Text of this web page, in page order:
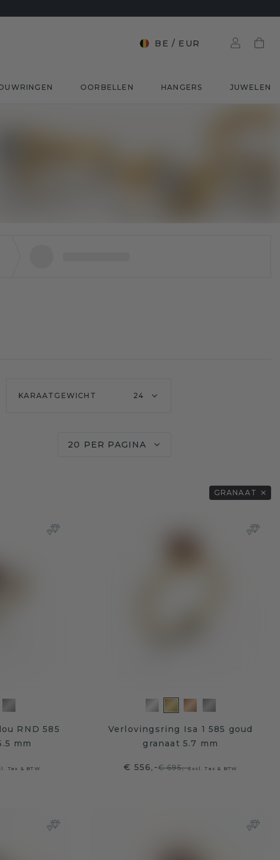
BE / EUR
OORBELLEN HANGERS JUWELEN
KARAATGEWICHT 24
20 PER PAGINA
GRANAAT
RND 585
mm
Tax & BTW
Verlovingsring Isa 1 585 goud
granaat 5.7 mm
€ 556,-€ 695,-Excl. Tax & BTW